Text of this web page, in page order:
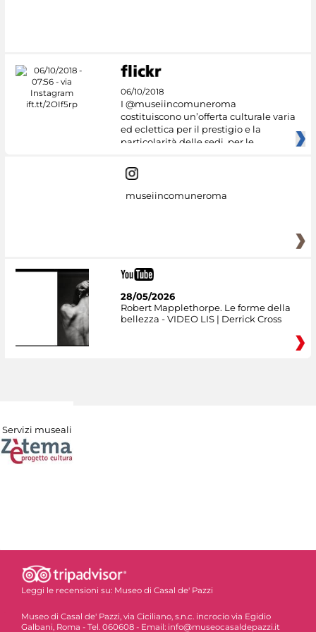
06/10/2018
I @museiincomuneroma
costituiscono un’offerta culturale varia
ed eclettica per il prestigio e la
particolarità delle sedi, per le
museiincomuneroma
28/05/2026
Robert Mapplethorpe. Le forme della
bellezza - VIDEO LIS | Derrick Cross
Servizi museali
Leggi le recensioni su: Museo di Casal de' Pazzi
Museo di Casal de' Pazzi, via Ciciliano, s.n.c. incrocio via Egidio
Galbani, Roma - Tel. 060608 - Email: info@museocasaldepazzi.it